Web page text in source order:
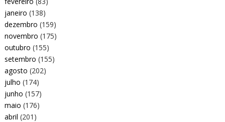
janeiro (138)
dezembro (159)
novembro (175)
outubro (155)
setembro (155)
agosto (202)
julho (174)
junho (157)
maio (176)
abril (201)